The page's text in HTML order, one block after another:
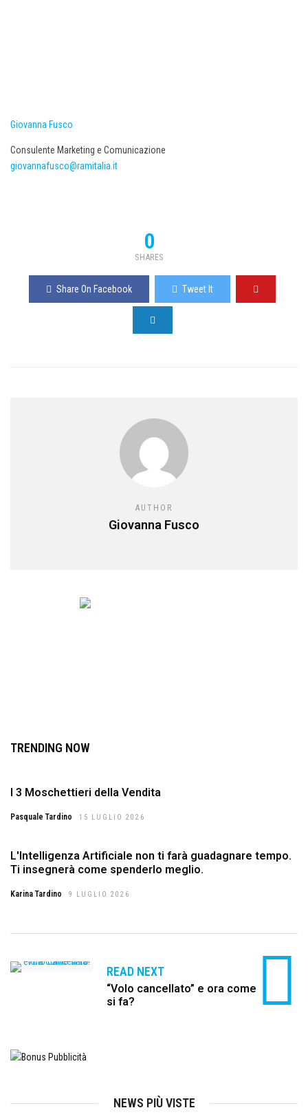
Giovanna Fusco
Consulente Marketing e Comunicazione
giovannafusco@ramitalia.it
0
SHARES
Share On Facebook Tweet It
AUTHOR
Giovanna Fusco
TRENDING NOW
I 3 Moschettieri della Vendita
Pasquale Tardino 15 LUGLIO 2026
L'Intelligenza Artificiale non ti farà guadagnare tempo.
Ti insegnerà come spenderlo meglio.
Karina Tardino 9 LUGLIO 2026
READ NEXT
“Volo cancellato” e ora come
si fa?
NEWS PIÙ VISTE